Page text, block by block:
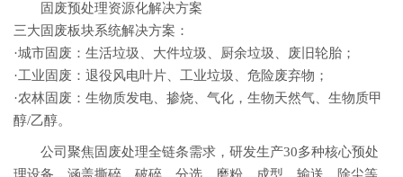
固废预处理资源化解决方案
三大固废板块系统解决方案：
·城市固废：生活垃圾、大件垃圾、厨余垃圾、废旧轮胎；
·工业固废：退役风电叶片、工业垃圾、危险废弃物；
·农林固废：生物质发电、掺烧、气化，生物天然气、生物质甲
醇/乙醇。
公司聚焦固废处理全链条需求，研发生产30多种核心预处